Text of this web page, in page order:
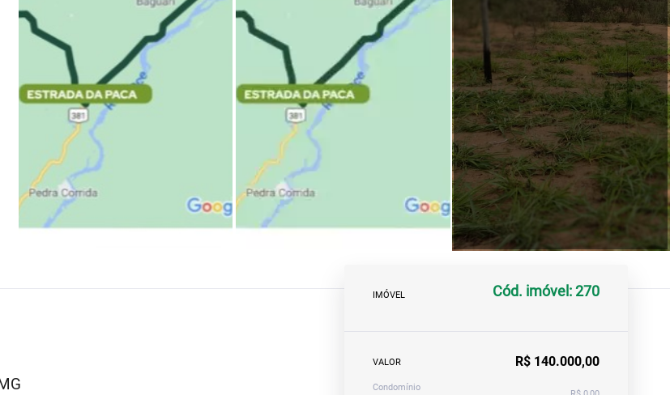
IMÓVEL Cód. imóvel: 270
VALOR R$ 140.000,00
Condomínio